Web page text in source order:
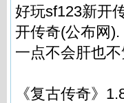
好玩sf123新开
开传奇(公布网
一点不会肝也
《复古传奇》